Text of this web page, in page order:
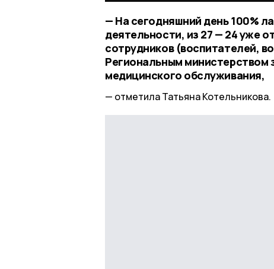
— На сегодняшний день 100%
деятельности, из 27 — 24 уже
сотрудников (воспитателей,
Региональным министерством
медицинского обслуживания,
отметила Татьяна Котельникова.